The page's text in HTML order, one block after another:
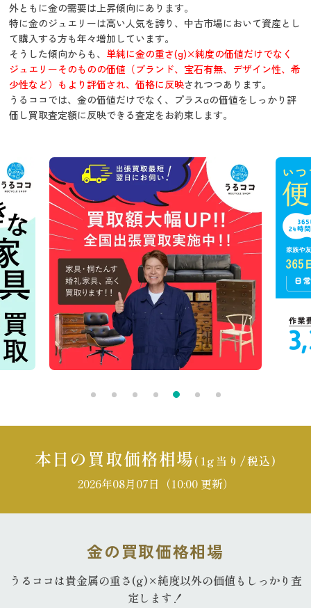
外ともに金の需要は上昇傾向にあります。
特に金のジュエリーは高い人気を誇り、中古市場において資産とし
て購入する方も年々増加しています。
そうした傾向からも、 単純に金の重さ(g)×純度の価値だけでなく
ジュエリーそのものの価値（ブランド、宝石有無、デザイン性、希
少性など）もより評価され、価格に反映されつつあります。
うるココでは、金の価値だけでなく、プラスαの価値をしっかり評
価し買取査定額に反映できる査定をお約束します。
本日の買取価格相場(1g当り/税込)
2026年08月07日（10:00 更新）
金の買取価格相場
うるココは貴金属の重さ(g)×純度以外の価値もしっかり査
定します！